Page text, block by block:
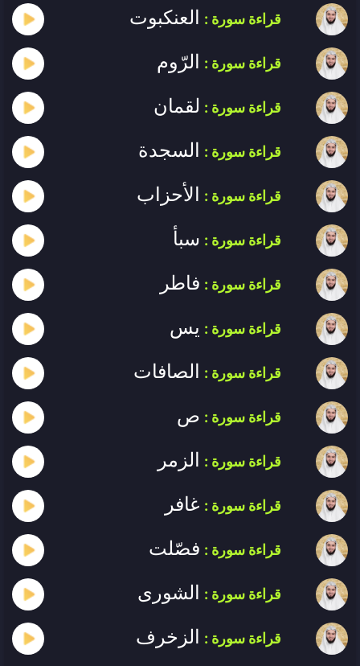
قراءة سورة : العنكبوت
قراءة سورة : الرّوم
قراءة سورة : لقمان
قراءة سورة : السجدة
قراءة سورة : الأحزاب
قراءة سورة : سبأ
قراءة سورة : فاطر
قراءة سورة : يس
قراءة سورة : الصافات
قراءة سورة : ص
قراءة سورة : الزمر
قراءة سورة : غافر
قراءة سورة : فصّلت
قراءة سورة : الشورى
قراءة سورة : الزخرف